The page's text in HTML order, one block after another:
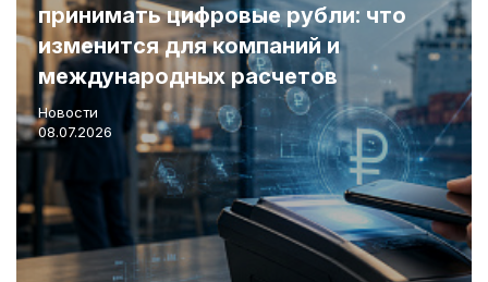
принимать цифровые рубли: что
изменится для компаний и
международных расчетов
Новости
08.07.2026